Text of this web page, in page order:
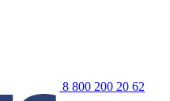
8 800 200 20 62